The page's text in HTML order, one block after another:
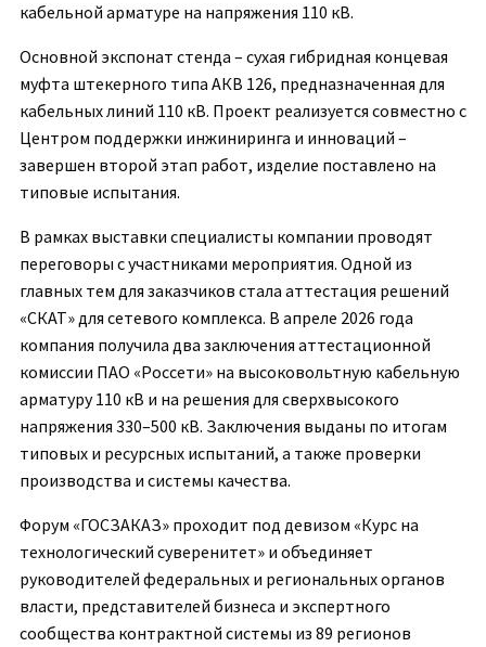
кабельной арматуре на напряжения 110 кВ.
Основной экспонат стенда – сухая гибридная концевая
муфта штекерного типа АКВ 126, предназначенная для
кабельных линий 110 кВ. Проект реализуется совместно с
Центром поддержки инжиниринга и инноваций –
завершен второй этап работ, изделие поставлено на
типовые испытания.
В рамках выставки специалисты компании проводят
переговоры с участниками мероприятия. Одной из
главных тем для заказчиков стала аттестация решений
«СКАТ» для сетевого комплекса. В апреле 2026 года
компания получила два заключения аттестационной
комиссии ПАО «Россети» на высоковольтную кабельную
арматуру 110 кВ и на решения для сверхвысокого
напряжения 330–500 кВ. Заключения выданы по итогам
типовых и ресурсных испытаний, а также проверки
производства и системы качества.
Форум «ГОСЗАКАЗ» проходит под девизом «Курс на
технологический суверенитет» и объединяет
руководителей федеральных и региональных органов
власти, представителей бизнеса и экспертного
сообщества контрактной системы из 89 регионов